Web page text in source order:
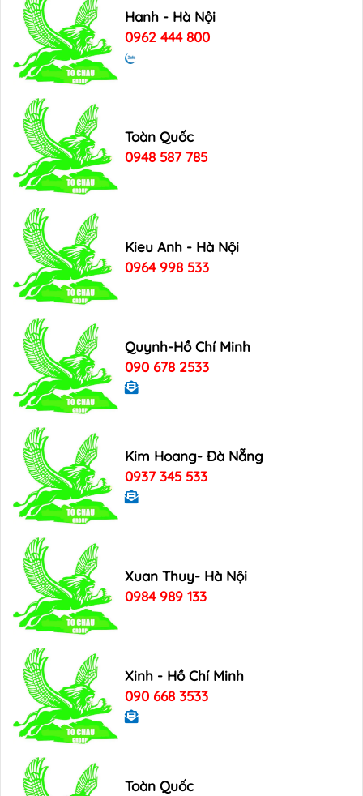
Hanh - Hà Nội
0962 444 800
Toàn Quốc
0948 587 785
Kieu Anh - Hà Nội
0964 998 533
Quynh-Hồ Chí Minh
090 678 2533
Kim Hoang- Đà Nẵng
0937 345 533
Xuan Thuy- Hà Nội
0984 989 133
Xinh - Hồ Chí Minh
090 668 3533
Toàn Quốc